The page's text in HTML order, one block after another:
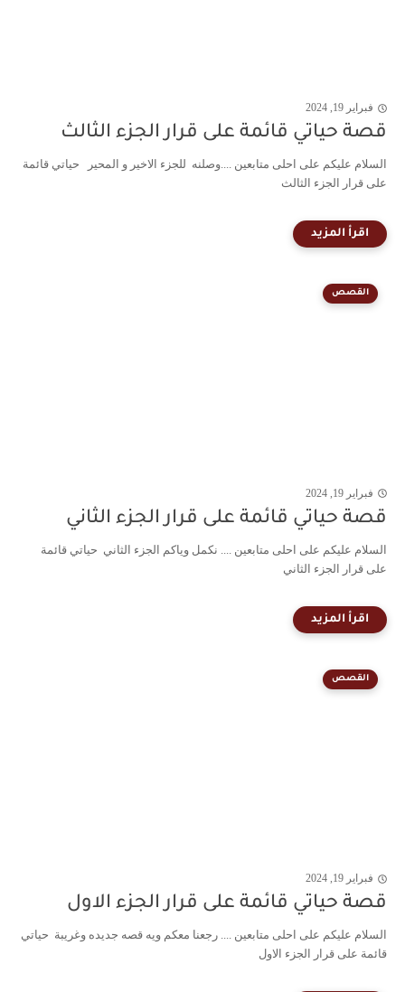
فبراير 19, 2024
قصة حياتي قائمة على قرار الجزء الثالث
السلام عليكم على احلى متابعين ....وصلنه للجزء الاخير و المحير حياتي قائمة
على قرار الجزء الثالث
القصص
فبراير 19, 2024
قصة حياتي قائمة على قرار الجزء الثاني
السلام عليكم على احلى متابعين .... نكمل وياكم الجزء الثاني حياتي قائمة
على قرار الجزء الثاني
القصص
فبراير 19, 2024
قصة حياتي قائمة على قرار الجزء الاول
السلام عليكم على احلى متابعين .... رجعنا معكم ويه قصه جديده وغريبة حياتي
قائمة على قرار الجزء الاول